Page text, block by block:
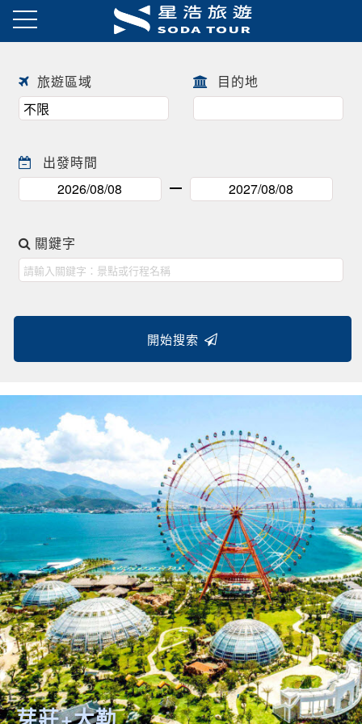
日本賞櫻之旅 ! !
往前
往後
旅遊區域
目的地
出發時間
關鍵字
開始搜索
芽莊+大勒